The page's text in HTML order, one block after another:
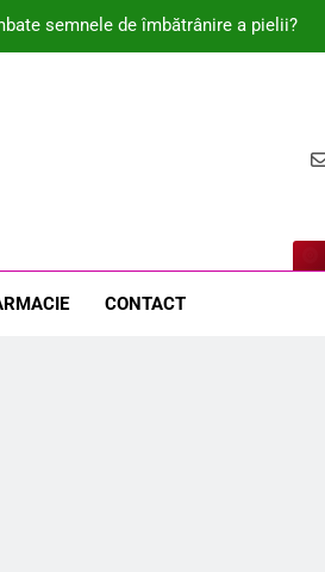
semnele de îmbătrânire a pielii?
fi secretul unei vieți mai sănătoase?
CONTACT